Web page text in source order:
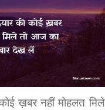
ख़बर नहीं मोहलत मिले